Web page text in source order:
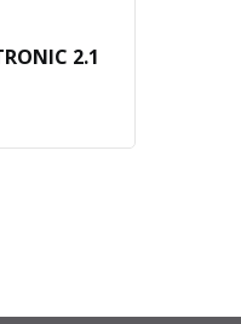
2.1